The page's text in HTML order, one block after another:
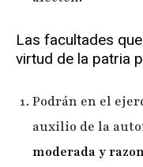
Las facultades
virtud de la patria
Podrán en el
auxilio de la
moderada y